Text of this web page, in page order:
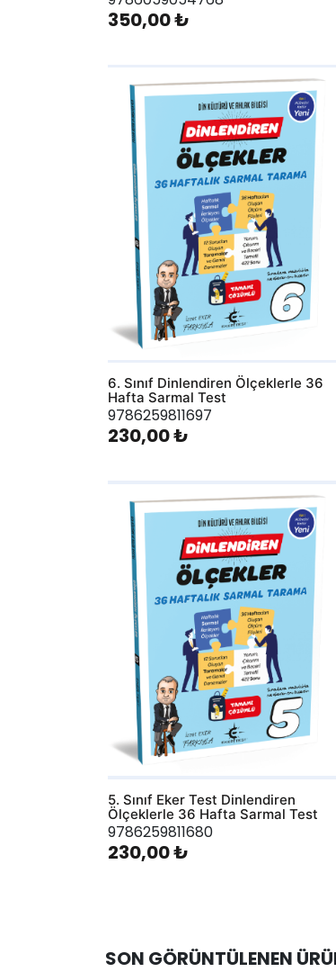
350,00 ₺
AddToWishlist
6. Sınıf Dinlendiren Ölçeklerle 36
Hafta Sarmal Test
9786259811697
230,00 ₺
AddToWishlist
5. Sınıf Eker Test Dinlendiren
Ölçeklerle 36 Hafta Sarmal Test
9786259811680
230,00 ₺
SON GÖRÜNTÜLENEN